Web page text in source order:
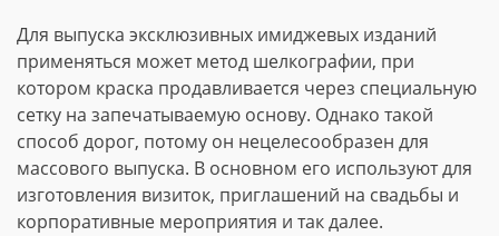
Для выпуска эксклюзивных имиджевых изданий
применяться может метод шелкографии, при
котором краска продавливается через специальную
сетку на запечатываемую основу. Однако такой
способ дорог, потому он нецелесообразен для
массового выпуска. В основном его используют для
изготовления визиток, приглашений на свадьбы и
корпоративные мероприятия и так далее.